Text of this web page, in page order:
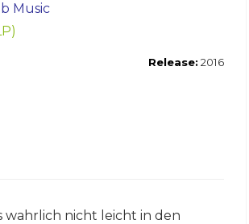
Music
Release: 2016
wahrlich nicht leicht in den